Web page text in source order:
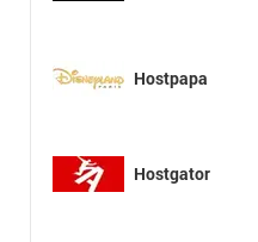
Hostpapa
Hostgator